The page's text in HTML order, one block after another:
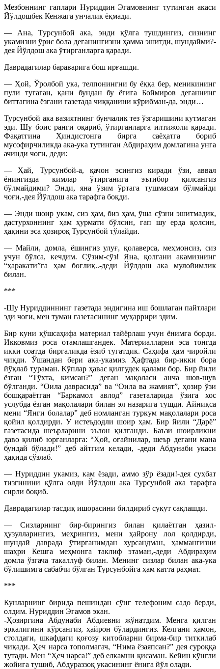
Мезбоннинг гаплари Нуриддин Эгамовнинг тутинган акаси
Йўлдошбек Кенжага унчалик ёқмади.
— Ана, Турсунбой ака, энди қўлга тушдингиз, сизнинг
укамизни ўрис бола деганингизни ҳамма эшитди, шундайми?-
дея Йўлдош ака ўтирганларга қаради.
Даврадагилар бараварига бош ирғашди.
— Ҳой, Ўролбой ука, телпонингни бу ёққа бер, меникининг
пули тугаган, қани бундан бу ёғига Боймиров деганнинг
биттагина ёзгани газетада чиққанини кўрибман-да, энди…
Турсунбой ака вазиятнинг бунчалик тез ўзгаришини кутмаган
эди. Шу боис ранги оқариб, ўтирганларга илтижоли қаради.
Фақатгина Ҳиндистонга бирга саёҳатга бориб
мусофирчиликда ака-ука тутинган Абдираҳим домлагина унга
ачинди чоғи, деди:
— Ҳай, Турсунбой-а, қачон эсингиз киради ўзи, аввал
ёнингизда кимлар ўтирганига эътибор қилсангиз
бўлмайдими? Энди, яна ўзим ўртага тушмасам бўлмайди
чоғи,-дея Йўлдош ака тарафга боқди.
— Энди шоир укам, сиз ҳам, биз ҳам, ўша сўзни эшитмадик,
дастурхоннинг ҳам ҳурмати бўлсин, гап шу ерда қолсин,
ҳақини эса ҳозироқ Турсунбой тўлайди.
— Майли, домла, ёшингиз улуғ, қолаверса, меҳмонсиз, сиз
учун бўлса, кечдим. Сўзим-сўз! Яна, қолгани акамизнинг
“ҳаракати”га ҳам боғлиқ..-деди Йўлдош ака мулойимлик
билан.
***
-Шу Нуриддиннинг газетада эндигина иш бошлаган пайтлари
эди чоғи, мен туман газетасининг муҳаррири эдим.
Бир куни қўшсаҳифа материал тайёрлаш учун ёнимга борди.
Икковмиз роса отамлашгандек. Материалларни эса тонгда
икки соатда биргаликда ёзиб тугатдик. Саҳифа ҳам чиройли
чиқди. Ўшандан бери ака-укамиз. Ҳафтада бир-икки бора
йўқлаб тураман. Кўплар ҳавас қилгудек қалами бор. Бир йили
ёзган “Тўхта, кимсан?” деган мақоласи анча шов-шув
бўлганди. “Оила даврасида” ва “Оила ва жамият”, ҳозир ўзи
бошқараётган “Баркамол авлод” газеталарида ўзига хос
услубда ёзган мақолалари билан эл назарига тушди. Айниқса
мени “Янги болалар” деб номланган туркум мақолалари роса
қойил қолдирди. У истеъдодли шоир ҳам. Бир йили “Дарё”
газетасида шеърларини эълон қилганди. Баъзи шоирликни
даво қилиб юрганларга: “Ҳой, оғайнилар, шеър дегани мана
бундай бўлади!” деб айтгим келади, -деди Абдунаби укаси
ҳақида сўзлаб.
— Нуриддин укамиз, кам ёзади, аммо зўр ёзади!-дея суҳбат
тизгинини қўлга олди Йўлдош ака Турсунбой ака тарафга
сирли боқиб.
Даврадагилар тасдиқ ишорасини билдириб сукут сақлашди.
— Сизларнинг бир-бирингиз билан қилаётган ҳазил-
ҳузулларингиз, меҳрингиз, мени ҳайрону лол қолдирди,
шундай даврада ўтирганимдан хурсандман, ҳаммангизни
шаҳри Кешга меҳмонга таклиф этаман,-деди Абдираҳим
домла ўзгача такаллуф билан. Менинг сизлар билан ака-ука
бўлишимга сабабчи бўлган Турсунбойга ҳам катта раҳмат.
***
Кунларнинг бирида пешиндан сўнг телефоним садо берди,
олдим. Нуриддин Эгамов экан.
-Ҳозиргина Абдунаби Абдиевни жўнатдим. Менга қилган
эркалигини кўрсангиз, ҳайрон бўлардингиз. Келгани ҳамон,
столдаги, шкафдаги қоғозу китобларни бирма-бир титкилаб
чиқади. Ҳеч нарса тополмагач, “Нима ёзаяпсан?” дея суроққа
тутади. Мен “Ҳеч нарса!” деб елкамни қисаман. Кейин кўнгли
жойига тушиб, Абдураззоқ укасининг ёнига йўл олади.